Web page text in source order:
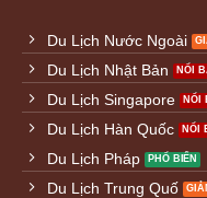
Du Lịch Nước Ngoài
Du Lịch Nhật Bản
Du Lịch Singapore
Du Lịch Hàn Quốc
Du Lịch Pháp
Du Lịch Trung Quố